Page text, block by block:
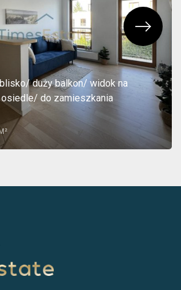
duży balkon/ widok na
do zamieszkania